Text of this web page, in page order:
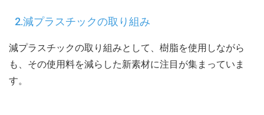
2.減プラスチックの取り組み
減プラスチックの取り組みとして、樹脂を使用しながら
も、その使用料を減らした新素材に注目が集まっていま
す。